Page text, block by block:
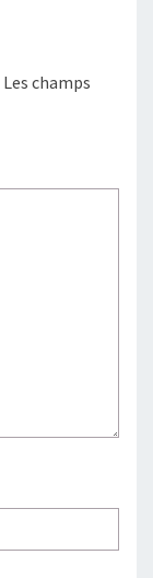
Les champs